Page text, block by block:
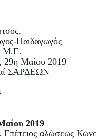
Παιδαγωγός
Μ.Ε.
29η Μαίου 2019
ΣΑΡΔΕΩΝ
2019
Επέτειος αλώσεως